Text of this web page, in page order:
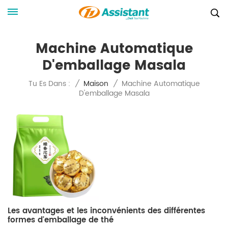
Machine Automatique
D'emballage Masala
Tu Es Dans : / Maison / Machine Automatique
D'emballage Masala
Les avantages et les inconvénients des différentes
formes d'emballage de thé